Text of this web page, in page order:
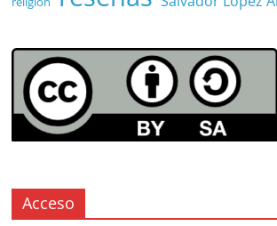
Acceso